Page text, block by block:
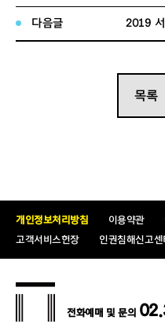
다음글
목록
개인정보처리방침 이용약관
고객서비스헌장
인권침해신고센
전화예매 및 문의